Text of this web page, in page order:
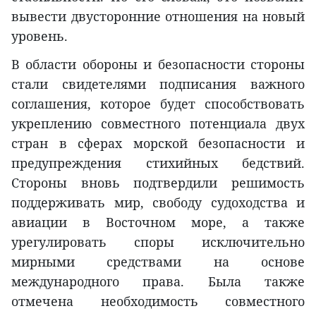
вывести двусторонние отношения на новый
уровень.
В области обороны и безопасности стороны
стали свидетелями подписания важного
соглашения, которое будет способствовать
укреплению совместного потенциала двух
стран в сферах морской безопасности и
предупреждения стихийных бедствий.
Стороны вновь подтвердили решимость
поддерживать мир, свободу судоходства и
авиации в Восточном море, а также
урегулировать споры исключительно
мирными средствами на основе
международного права. Была также
отмечена необходимость совместного